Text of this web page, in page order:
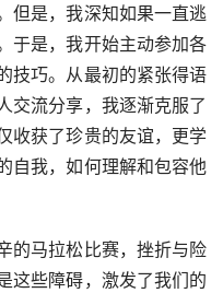
但是，我深知如果一直逃
于是，我开始主动参加各
技巧。从最初的紧张得语
交流分享，我逐渐克服了
收获了珍贵的友谊，更学
自我，如何理解和包容他
的马拉松比赛，挫折与险
这些障碍，激发了我们的